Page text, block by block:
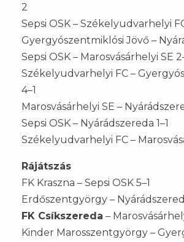
2
Sepsi OSK – Székelyudvarhelyi
Gyergyószentmiklósi Jövő –
Sepsi OSK – Marosvásárhelyi SE
Székelyudvarhelyi FC –
4–1
Marosvásárhelyi SE –
Sepsi OSK – Nyárádszereda 1–1
Székelyudvarhelyi FC –
Rájátszás
FK Kraszna – Sepsi OSK 5–1
Erdőszentgyörgy –
FK Csíkszereda –
Kinder Marosszentgyörgy –